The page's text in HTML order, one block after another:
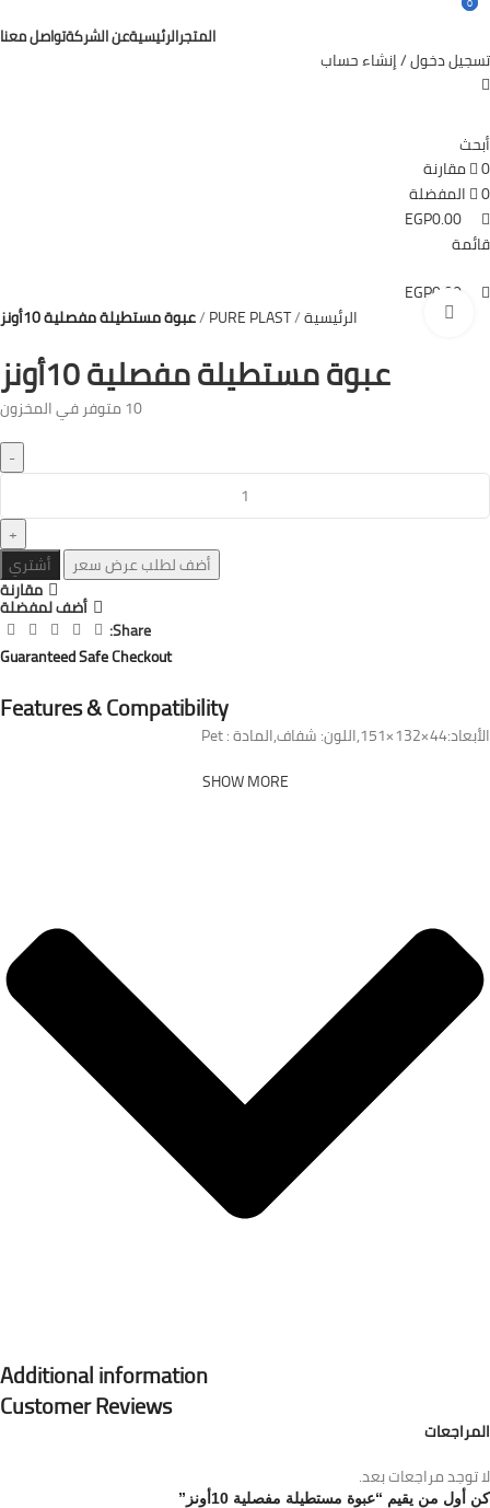
المتجرالرئيسيةعن الشركةتواصل معنا
تسجيل دخول / إنشاء حساب
أبحث
0 مقارنة
0 المفضلة
EGP0.00
قائمة
EGP0.00
الرئيسية PURE PLAST عبوة مستطيلة مفصلية 10أونز Click to enlarge
عبوة مستطيلة مفصلية 10أونز
10 متوفر في المخزون
أضف لطلب عرض سعر
أشتري
مقارنة
أضف لمفضلة
Share:
Guaranteed Safe Checkout
Features & Compatibility
الأبعاد:44×132×151,اللون: شفاف,المادة : Pet
SHOW MORE
Additional information
Customer Reviews
المراجعات
لا توجد مراجعات بعد.
كن أول من يقيم “عبوة مستطيلة مفصلية 10أونز”